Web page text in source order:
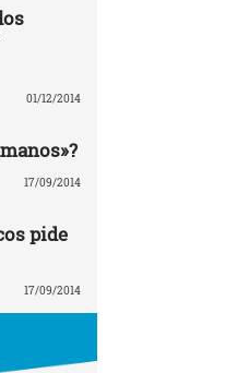
01/12/2014
17/09/2014
pide
17/09/2014